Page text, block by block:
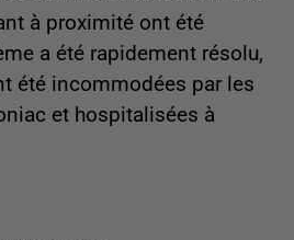
à proximité ont été
a été rapidement résolu,
été incommodées par les
et hospitalisées à